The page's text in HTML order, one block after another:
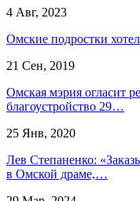
4 Авг, 2023
Омские подростки
21 Сен, 2019
Омская мэрия огласит
благоустройство 29…
25 Янв, 2020
Лев Степаненко:
в Омской драме,…